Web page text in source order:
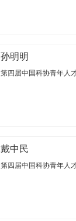
孙明明
第四届中国科协青年人
戴中民
第四届中国科协青年人